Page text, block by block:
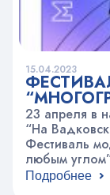
15.04.2023
ЛЮБЫМ
23 апреля в
“На
Фестиваль
любым
творческие
Подробнее